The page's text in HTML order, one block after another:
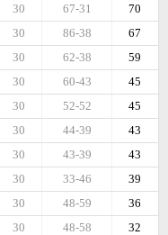
70
67-31
30
67
86-38
30
59
62-38
30
45
60-43
30
45
52-52
30
43
44-39
30
43
43-39
30
39
33-46
30
36
48-59
30
32
48-58
30